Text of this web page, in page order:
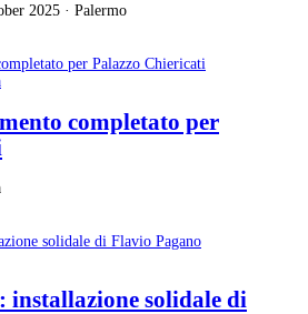
2025 · Palermo
completato per
installazione solidale di